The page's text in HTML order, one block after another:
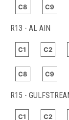
C8 C9
R13 - AL AIN
C1 C2
C8 C9
R15 -
C1 C2